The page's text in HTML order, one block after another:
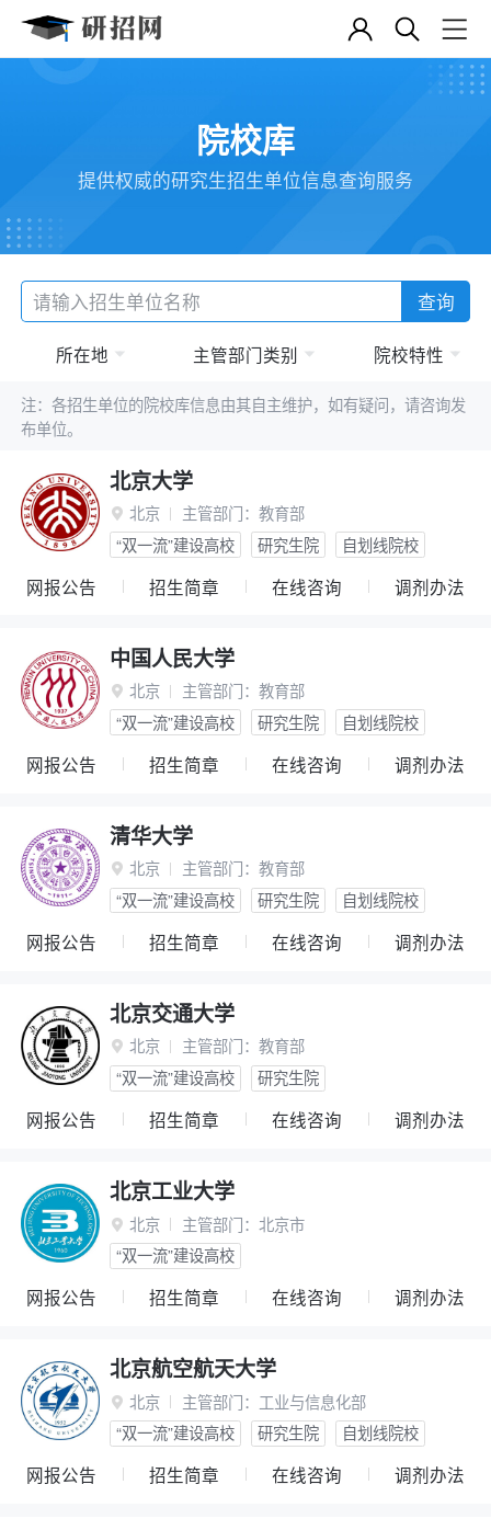
院校库
提供权威的研究生招生单位信息查询服务
查询
所在地 主管部门类别 院校特性
注：各招生单位的院校库信息由其自主维护，如有疑问，请咨询发
布单位。
北京大学
 北京 主管部门： 教育部
“双一流”建设高校
研究生院 自划线院校
网报公告 招生简章 在线咨询 调剂办法
中国人民大学
 北京 主管部门： 教育部
“双一流”建设高校
研究生院 自划线院校
网报公告 招生简章 在线咨询 调剂办法
清华大学
 北京 主管部门： 教育部
“双一流”建设高校
研究生院 自划线院校
网报公告 招生简章 在线咨询 调剂办法
北京交通大学
 北京 主管部门： 教育部
“双一流”建设高校
研究生院
网报公告 招生简章 在线咨询 调剂办法
北京工业大学
 北京 主管部门： 北京市
“双一流”建设高校
网报公告 招生简章 在线咨询 调剂办法
北京航空航天大学
 北京 主管部门： 工业与信息化部
“双一流”建设高校
研究生院 自划线院校
网报公告 招生简章 在线咨询 调剂办法